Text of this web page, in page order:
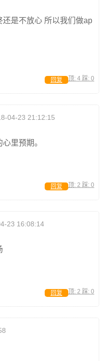
是不放心 所以我们做ap
顶: 4 踩: 0
回复
04-23 21:12:15
里预期。
顶: 2 踩: 0
回复
23 16:08:14
顶: 2 踩: 0
回复